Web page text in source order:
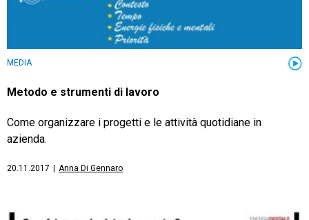
MEDIA
Metodo e strumenti di lavoro
Come organizzare i progetti e le attività quotidiane in
azienda.
20.11.2017 Anna Di Gennaro